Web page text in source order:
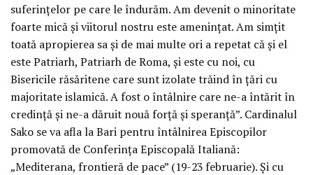
suferințelor pe care le îndurăm. Am devenit o minoritate
foarte mică și viitorul nostru este amenințat. Am simțit
toată apropierea sa și de mai multe ori a repetat că și el
este Patriarh, Patriarh de Roma, și este cu noi, cu
Bisericile răsăritene care sunt izolate trăind în țări cu
majoritate islamică. A fost o întâlnire care ne-a întărit în
credință și ne-a dăruit nouă forță și speranță”. Cardinalul
Sako se va afla la Bari pentru întâlnirea Episcopilor
promovată de Conferința Episcopală Italiană:
„Mediterana, frontieră de pace” (19-23 februarie). Și cu